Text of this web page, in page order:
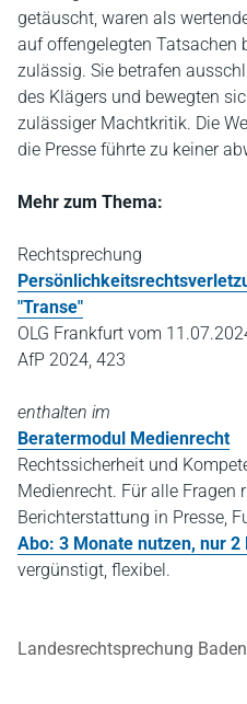
getäuscht, waren als
auf offengelegten Tatsachen
zulässig. Sie betrafen
des Klägers und bewegten
zulässiger Machtkritik. Die
die Presse führte zu keiner
Mehr zum Thema:
Rechtsprechung
"Transe"
OLG Frankfurt vom
AfP 2024, 423
enthalten im
Beratermodul Medienrecht
Rechtssicherheit und
Medienrecht. Für alle Fragen
Berichterstattung in Presse,
Abo: 3 Monate nutzen, nur 2
vergünstigt, flexibel.
Landesrechtsprechung